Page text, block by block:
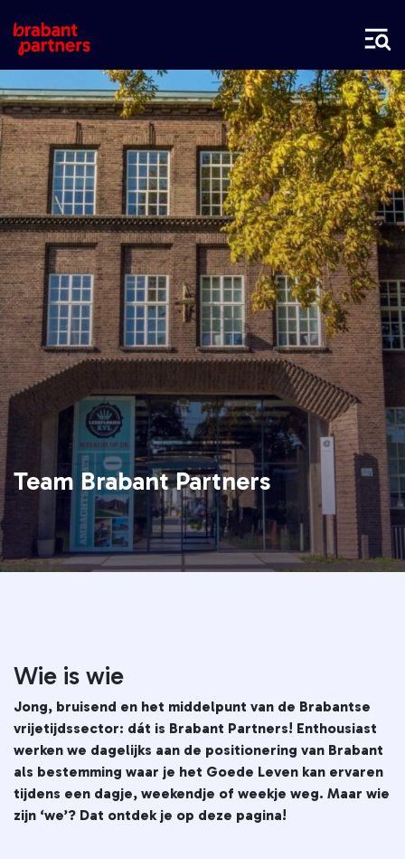
Team Brabant Partners
Wie is wie
Jong, bruisend en het middelpunt van de Brabantse
vrijetijdssector: dát is Brabant Partners! Enthousiast
werken we dagelijks aan de positionering van Brabant
als bestemming waar je het Goede Leven kan ervaren
tijdens een dagje, weekendje of weekje weg. Maar wie
zijn ‘we’? Dat ontdek je op deze pagina!